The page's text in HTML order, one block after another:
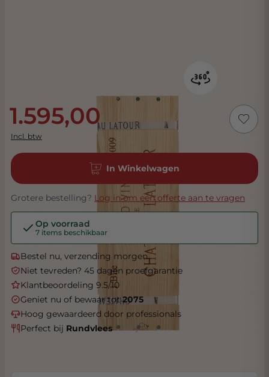
1.595,00
Incl. btw
In Winkelwagen
Grotere bestelling? Log in om een offerte aan te vragen
Op voorraad
7 items beschikbaar
Bestel nu, verzending morgen
Niet tevreden? 45 dagen proefgarantie
Klantbeoordeling 9.5/10
Geniet nu of bewaar tot2075
Hoog gewaardeerd door professionals
Perfect bij Rundvlees